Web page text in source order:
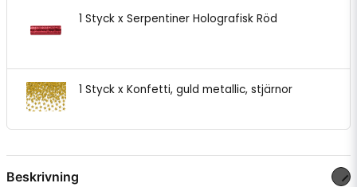
1 Styck x Serpentiner Holografisk Röd
1 Styck x Konfetti, guld metallic, stjärnor
Beskrivning